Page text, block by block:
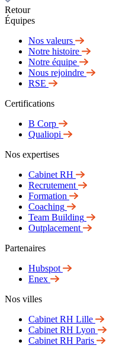
Retour
Équipes
Nos valeurs
Notre histoire
Notre équipe
Nous rejoindre
RSE
Certifications
B Corp
Qualiopi
Nos expertises
Cabinet RH
Recrutement
Formation
Coaching
Team Building
Outplacement
Partenaires
Hubspot
Enex
Nos villes
Cabinet RH Lille
Cabinet RH Lyon
Cabinet RH Paris